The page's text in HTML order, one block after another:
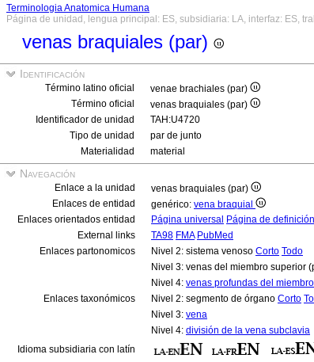
Terminologia Anatomica Humana
Página de unidad, lengua principal: ES, subsidiaria: LA, interfaz: ES,
venas braquiales (par)
Identificación
Término latino oficial
venae brachiales (par)
Término oficial
venas braquiales (par)
Identificador de unidad
TAH:U4720
Tipo de unidad
par de junto
Materialidad
material
Navegación
Enlace a la unidad
venas braquiales (par)
Enlaces de entidad
genérico: vena braquial
Enlaces orientados entidad
Página universal Página de definición
External links
TA98 FMA PubMed
Enlaces partonomicos
Nivel 2: sistema venoso Corto Todo
Nivel 3: venas del miembro superior
Nivel 4: venas profundas del
Enlaces taxonómicos
Nivel 2: segmento de órgano Corto
Nivel 3: vena
Nivel 4: división de la vena subclavia
Idioma subsidiaria con latín